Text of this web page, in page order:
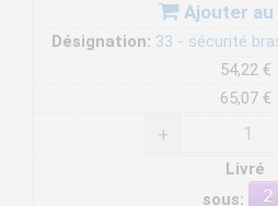
Ajouter au
Désignation: 33 - sécurité
54,22 €
65,07 €
+
Livré
sous: